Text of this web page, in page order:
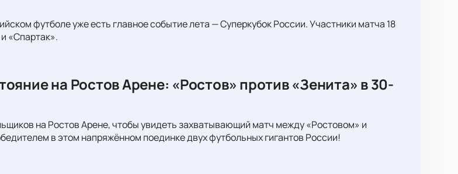
футболе уже есть главное событие лета — Суперкубок России. Участники матча 18
«Спартак».
на Ростов Арене: «Ростов» против «Зенита» в 30-
на Ростов Арене, чтобы увидеть захватывающий матч между «Ростовом» и
в этом напряжённом поединке двух футбольных гигантов России!